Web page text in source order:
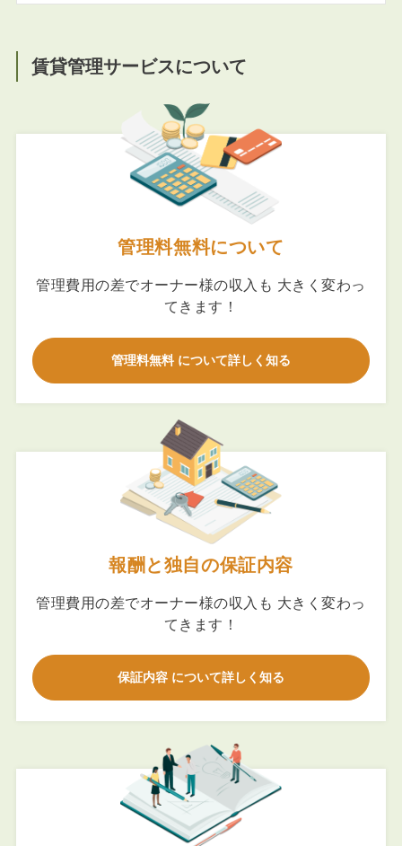
賃貸管理サービスについて
管理料無料について
管理費用の差でオーナー様の収入も 大きく変わっ
てきます！
管理料無料 について詳しく知る
報酬と独自の保証内容
管理費用の差でオーナー様の収入も 大きく変わっ
てきます！
保証内容 について詳しく知る